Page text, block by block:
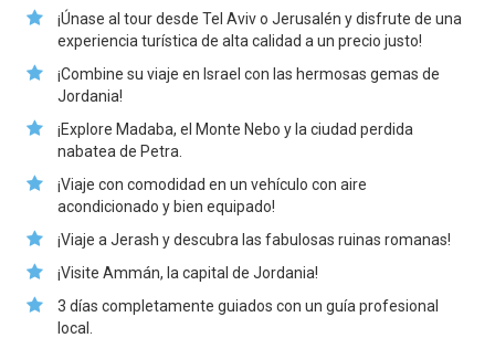
¡Únase al tour desde Tel Aviv o Jerusalén y disfrute de una
experiencia turística de alta calidad a un precio justo!
¡Combine su viaje en Israel con las hermosas gemas de
Jordania!
¡Explore Madaba, el Monte Nebo y la ciudad perdida
nabatea de Petra.
¡Viaje con comodidad en un vehículo con aire
acondicionado y bien equipado!
¡Viaje a Jerash y descubra las fabulosas ruinas romanas!
¡Visite Ammán, la capital de Jordania!
3 días completamente guiados con un guía profesional
local.